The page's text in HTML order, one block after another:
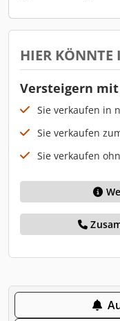
HIER KÖNNTE
Versteigern mit
Sie verkaufen in
Sie verkaufen
Sie verkaufen